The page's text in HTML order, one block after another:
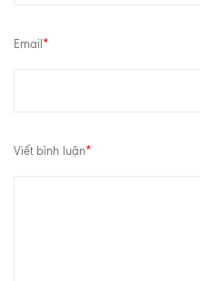
Email *
Viết bình luận*